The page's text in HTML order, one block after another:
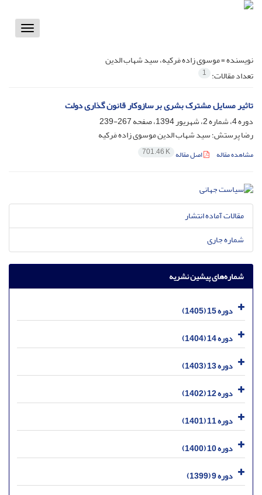
Toggle
نویسنده =موسوی زاده مَرکیه، سید شهاب الدین
تعداد مقالات: 1
تاثیر مسایل مشترک بشری بر سازوکار قانون گذاری دولت
دوره 4، شماره 2، شهریور 1394، صفحه
267-239
رضا پرستش؛ سید شهاب الدین موسوی زاده مَرکیه
مشاهده مقاله اصل مقاله 701.46 K
مقالات آماده انتشار
شماره جاری
شماره‌های پیشین نشریه
دوره 15 (1405)
دوره 14 (1404)
دوره 13 (1403)
دوره 12 (1402)
دوره 11 (1401)
دوره 10 (1400)
دوره 9 (1399)